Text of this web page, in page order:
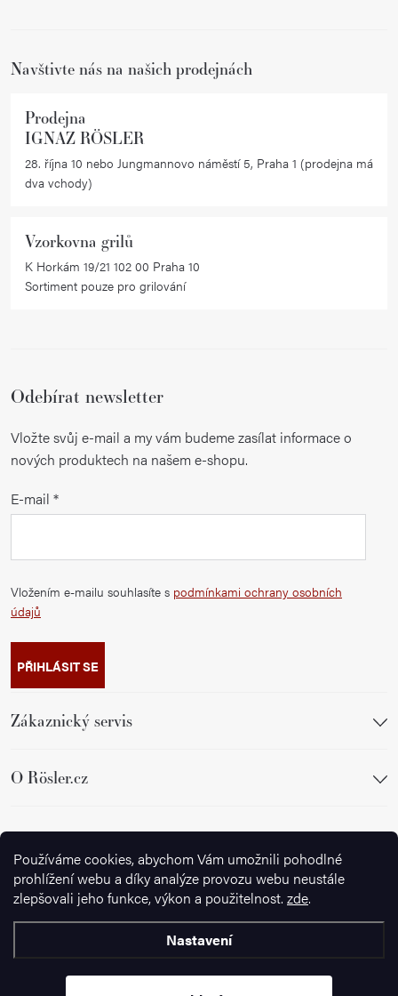
Používáme cookies, abychom Vám umožnili pohodlné
prohlížení webu a díky analýze provozu webu neustále
zlepšovali jeho funkce, výkon a použitelnost. zde.
Nastavení
Navštivte nás na našich prodejnách
Prodejna
IGNAZ RÖSLER
28. října 10 nebo Jungmannovo náměstí 5, Praha 1 (prodejna má
dva vchody)
Vzorkovna grilů
K Horkám 19/21 102 00 Praha 10
Sortiment pouze pro grilování
Odebírat newsletter
Vložte svůj e-mail a my vám budeme zasílat informace o
nových produktech na našem e-shopu.
E-mail
Vložením e-mailu souhlasíte s podmínkami ochrany osobních
údajů
PŘIHLÁSIT SE
Zákaznický servis
O Rösler.cz
Sledujte nás
nastavení cookies